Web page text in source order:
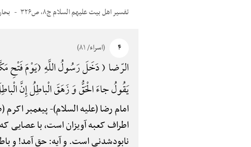
تفسیر اهل بیت علیهم السلام ج۸، ص۳۲۶ بحارالأنوار،
۴ (اسراء/ ۸۱)
الرّضا ( دَخَلَ رَسُولُ اللَّهِ (یَوْمَ فَتْحِ
یَقُولُ جاءَ الْحَقُّ وَ زَهَقَ الْباطِلُ إِنَّ
امام رضا (علیه السلام)-پیغمبر
اطراف کعبه آویزان است، با عصایی
نابودشدنی است. و آیه: حق آمد! و